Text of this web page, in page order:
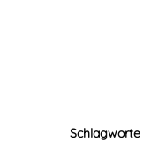
Schlagworte